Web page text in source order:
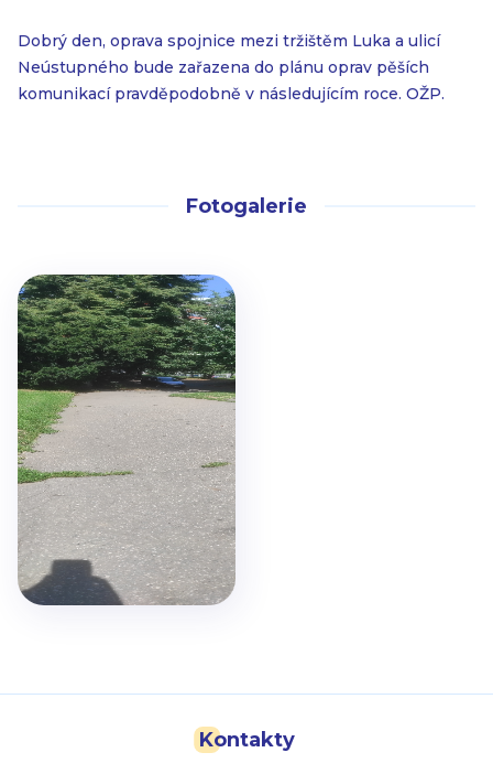
Dobrý den, oprava spojnice mezi tržištěm Luka a ulicí
Neústupného bude zařazena do plánu oprav pěších
komunikací pravděpodobně v následujícím roce. OŽP.
Fotogalerie
Kontakty